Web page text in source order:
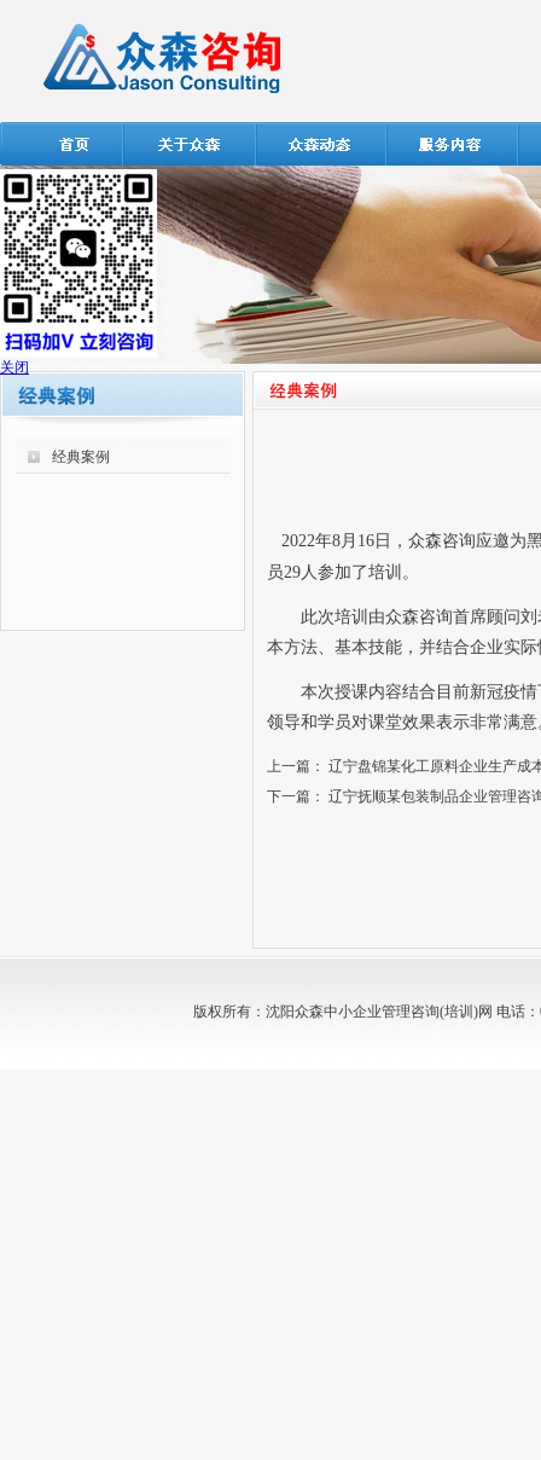
经典案例
2022年8月 16日，众森咨询应邀为
员29人参加了培训。
此次培训由众森咨询首席顾问
本方法、基本技能，并结合企业实
本次授课内容结合目前新冠疫
领导和学员对课堂效果表示非常满意
上一篇： 辽宁盘锦某化工原料企业生产成
下一篇： 辽宁抚顺某包装制品企业管理咨
版权所有：沈阳众森中小企业管理咨询(培训)网 电话：
关闭